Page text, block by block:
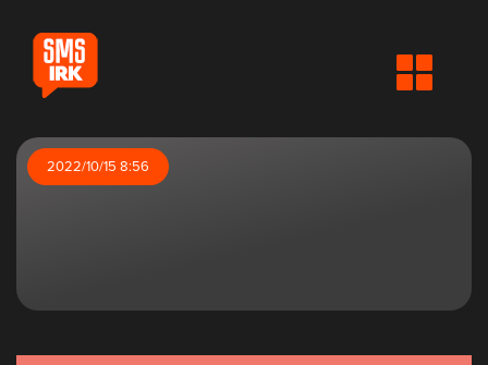
2022/10/15 8:56